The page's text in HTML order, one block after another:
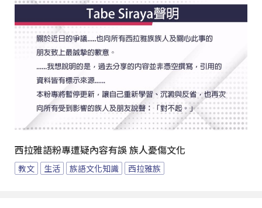
西拉雅語粉專遭疑內容有誤 族人憂傷文化
教文 生活 族語文化知識 西拉雅族